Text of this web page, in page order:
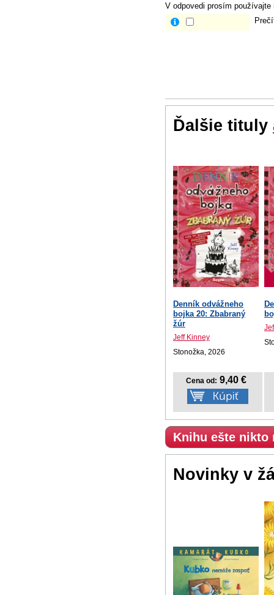
V odpovedi prosím
Ďalšie tituly
Denník odvážneho
bojka 20: Zbabraný
žúr
Jeff Kinney
Stonožka, 2026
Cena od: 9,40 €
Knihu ešte nikto
Novinky v